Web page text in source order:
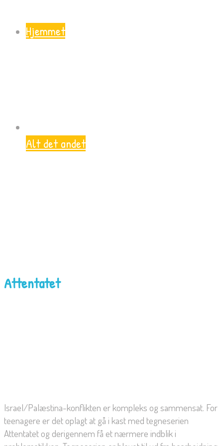
Hjemmet
Alt det andet
Attentatet
Israel/Palæstina-konflikten er kompleks og sammensat. For
teenagere er det oplagt at gå i kast med tegneserien
Attentatet og derigennem få et nærmere indblik i